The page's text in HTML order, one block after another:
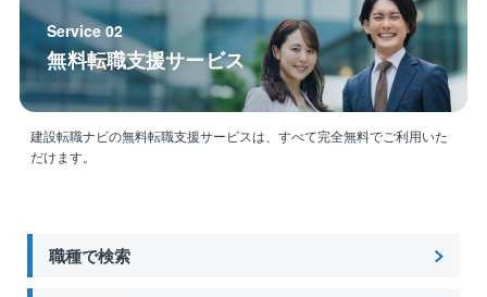
Service 02
無料転職支援サービス
建設転職ナビの無料転職支援サービスは、すべて完全無料でご利用いた
だけます。
職種で検索